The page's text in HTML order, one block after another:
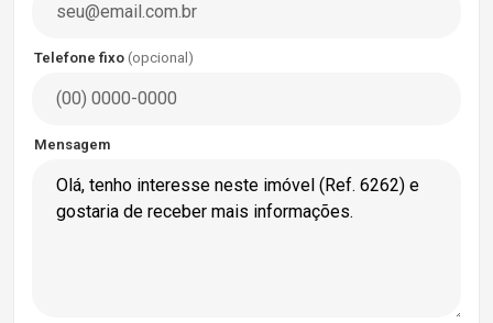
Telefone fixo (opcional)
Mensagem